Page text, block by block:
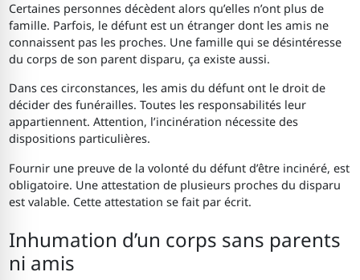
Certaines personnes décèdent alors qu’elles n’ont plus de
famille. Parfois, le défunt est un étranger dont les amis ne
connaissent pas les proches. Une famille qui se désintéresse
du corps de son parent disparu, ça existe aussi.
Dans ces circonstances, les amis du défunt ont le droit de
décider des funérailles. Toutes les responsabilités leur
appartiennent. Attention, l’incinération nécessite des
dispositions particulières.
Fournir une preuve de la volonté du défunt d’être incinéré, est
obligatoire. Une attestation de plusieurs proches du disparu
est valable. Cette attestation se fait par écrit.
Inhumation d’un corps sans parents
ni amis